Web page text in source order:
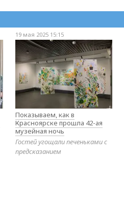
19 мая 2025 15:15
Показываем, как в
Красноярске прошла 42-ая
музейная ночь
Гостей угощали печеньками с
предсказанием